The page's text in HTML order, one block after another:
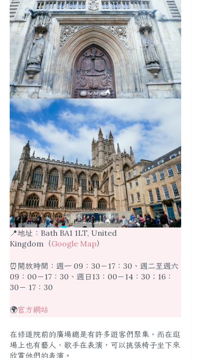
📍地址：Bath BA1 1LT, United
Kingdom（Google Map）
⏰開放時間：週一 09：30－17：30、週二至週六
09：00－17：30、週日13：00－14：30；16：
30－ 17：30
🌍官方網站
在修道院前的廣場總是有許多遊客們聚集，而在逛
場上也有藝人、歌手在表演，可以挑張椅子坐下來
欣賞他們的表演。